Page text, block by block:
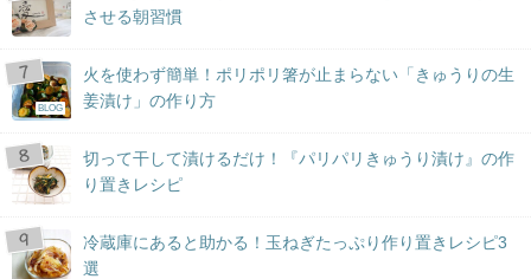
させる朝習慣
BLOG
火を使わず簡単！ポリポリ箸が止まらない「きゅうりの生
姜漬け」の作り方
切って干して漬けるだけ！『パリパリきゅうり漬け』の作
り置きレシピ
冷蔵庫にあると助かる！玉ねぎたっぷり作り置きレシピ3
選